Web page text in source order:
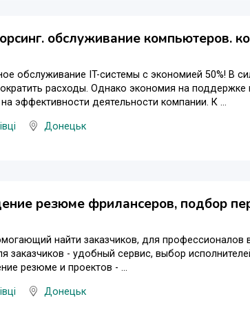
обслуживание компьютеров.
обслуживание IT-системы с экономией 50%! В
расходы. Однако экономия на
на эффективности деятельности компании. К ...
Донецьк
резюме фрилансеров, подбор
найти заказчиков, для
заказчиков - удобный сервис, выбор
резюме и проектов - ...
Донецьк